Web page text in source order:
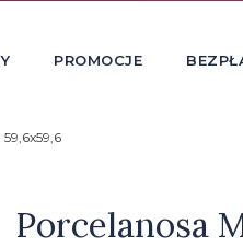
PROMOCJE
Porcelanosa